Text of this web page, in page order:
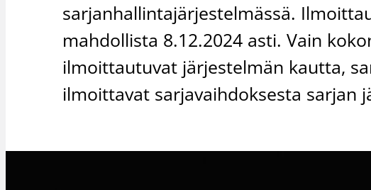
sarjanhallintajärjestelmässä.
mahdollista 8.12.2024 asti. Vain
ilmoittautuvat järjestelmän kautta,
ilmoittavat sarjavaihdoksesta sarjan